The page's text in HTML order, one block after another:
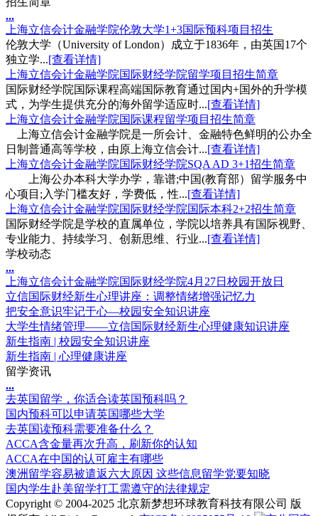
...
上海立信会计金融学院伦敦大学1+3国际预科项目招生
伦敦大学（University of London）成立于1836年，由英国17个
独立学...[查看详情]
上海立信会计金融学院国际财经学院留学项目招生简章
国际财经学院国际课程高端国际教育通过国内+国外的升学模
式，为学生提供充分的海外留学适应时...[查看详情]
上海立信会计金融学院国际课程留学项目招生简章
上海立信会计金融学院是一所会计、金融特色鲜明的公办全
日制普通高等学校，由原上海立信会计...[查看详情]
上海立信会计金融学院国际财经学院SQA AD 3+1招生简章
上海公办本科大学办学，靠谱;中国(教育部）留学服务中
心项目;入学门槛友好，学费低，性...[查看详情]
上海立信会计金融学院国际财经学院国际本科2+2招生简章
国际财经学院是学校的直属单位，学院以培养具有国际视野、
专业能力、持续学习、创新思维、行业...[查看详情]
学校动态
...
上海立信会计金融学院国际财经学院4月27日校园开放日
立信国际财经新生心理讲座：调整情绪增强记忆力
把安全意识牢记于心—校园安全知识讲座
大学生情绪管理——立信国际财经新生心理健康知识讲座
新生指南 | 校园安全知识讲座
新生指南 | 心理健康讲座
留学资讯
...
去英国留学，你适合读英国预科吗？
国内预科可以申请英国哪些大学
去英国读预科需要准备什么？
ACCA含金量再次升高，刷新你的认知
ACCA在中国的认可雇主有哪些
澳洲留学容易被遣返六大原因 这些信息留学党要知晓
国内学生赴美留学打工需遵守的法律规定
Copyright © 2004-2025 北京新梦想环球教育科技有限公司 版